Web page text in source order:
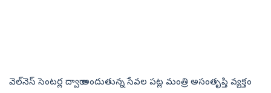
వెల్‌నెస్‌ సెంటర్ల ద్వారా అందుతున్న సేవల పట్ల మంత్రి అసంతృప్తి వ్యక్తం